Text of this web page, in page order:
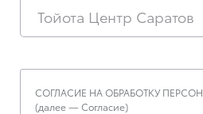
Тойота Центр Саратов
СОГЛАСИЕ НА ОБРАБОТКУ
(далее — Согласие)